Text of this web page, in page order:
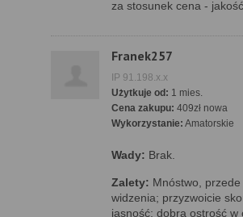
za stosunek cena -
Franek257
IP 91.198.x.x
Użytkuje od: 1 mies.
Cena zakupu: 409zł nowa
Wykorzystanie: Amatorskie
Wady: Brak.
Zalety: Mnóstwo,
widzenia; przyzwoicie
jasność; dobra ostrość w